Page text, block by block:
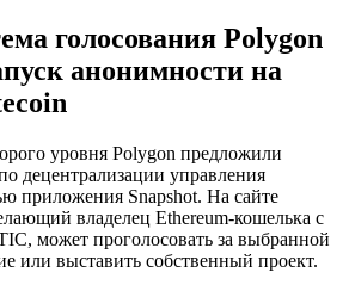
голосования Polygon
анонимности на
уровня Polygon предложили
децентрализации управления
приложения Snapshot. На сайте
владелец Ethereum-кошелька с
может проголосовать за выбранной
или выставить собственный проект.